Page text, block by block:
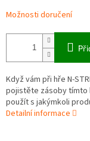
Možnosti doručení
Když vám při hře N-
pojistěte zásoby tímto
použít s jakýmkoli
Detailní informace